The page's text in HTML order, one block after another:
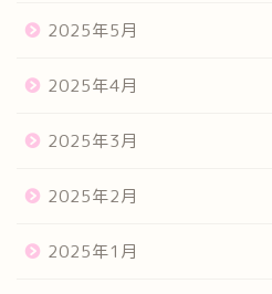
2025年5月
2025年4月
2025年3月
2025年2月
2025年1月